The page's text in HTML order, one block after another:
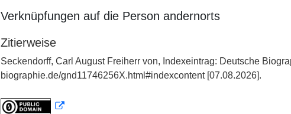
Verknüpfungen auf die Person andernorts
Zitierweise
Seckendorff, Carl August Freiherr von, Indexeintrag: Deutsche
biographie.de/gnd11746256X.html#indexcontent [07.08.2026].